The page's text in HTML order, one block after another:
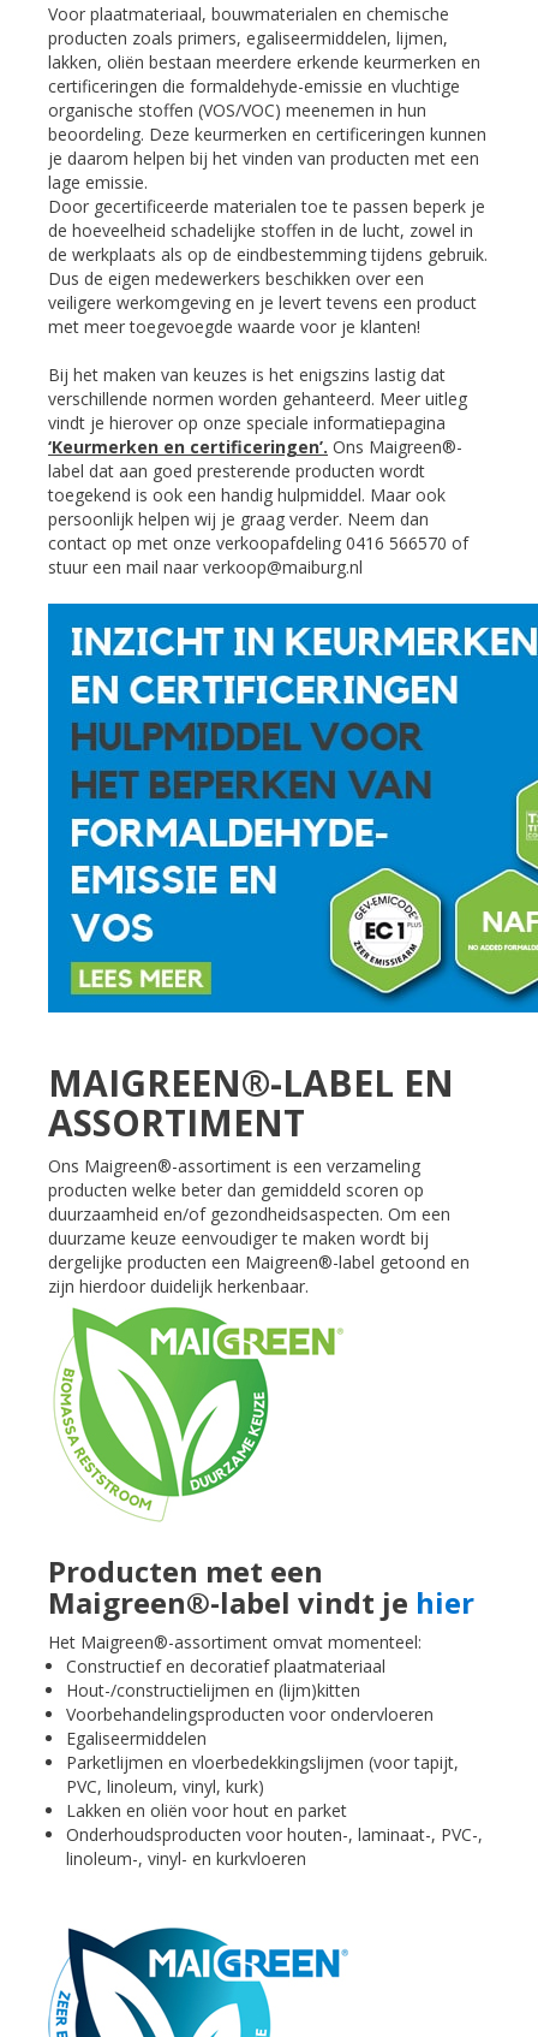
Voor plaatmateriaal, bouwmaterialen en chemische
producten zoals primers, egaliseermiddelen, lijmen,
lakken, oliën bestaan meerdere erkende keurmerken en
certificeringen die formaldehyde-emissie en vluchtige
organische stoffen (VOS/VOC) meenemen in hun
beoordeling. Deze keurmerken en certificeringen kunnen
je daarom helpen bij het vinden van producten met een
lage emissie.
Door gecertificeerde materialen toe te passen beperk je
de hoeveelheid schadelijke stoffen in de lucht, zowel in
de werkplaats als op de eindbestemming tijdens gebruik.
Dus de eigen medewerkers beschikken over een
veiligere werkomgeving en je levert tevens een product
met meer toegevoegde waarde voor je klanten!
Bij het maken van keuzes is het enigszins lastig dat
verschillende normen worden gehanteerd. Meer uitleg
vindt je hierover op onze speciale informatiepagina
‘Keurmerken en certificeringen’. Ons Maigreen®-
label dat aan goed presterende producten wordt
toegekend is ook een handig hulpmiddel. Maar ook
persoonlijk helpen wij je graag verder. Neem dan
contact op met onze verkoopafdeling 0416 566570 of
stuur een mail naar verkoop@maiburg.nl
MAIGREEN®-LABEL EN
ASSORTIMENT
Ons Maigreen®-assortiment is een verzameling
producten welke beter dan gemiddeld scoren op
duurzaamheid en/of gezondheidsaspecten. Om een
duurzame keuze eenvoudiger te maken wordt bij
dergelijke producten een Maigreen®-label getoond en
zijn hierdoor duidelijk herkenbaar.
Producten met een
Maigreen®-label vindt je hier
Het Maigreen®-assortiment omvat momenteel:
Constructief en decoratief plaatmateriaal
Hout-/constructielijmen en (lijm)kitten
Voorbehandelingsproducten voor ondervloeren
Egaliseermiddelen
Parketlijmen en vloerbedekkingslijmen (voor tapijt,
PVC, linoleum, vinyl, kurk)
Lakken en oliën voor hout en parket
Onderhoudsproducten voor houten-, laminaat-, PVC-,
linoleum-, vinyl- en kurkvloeren